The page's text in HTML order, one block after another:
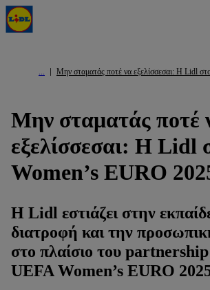
Μην σταματάς ποτέ να εξελίσσεσαι: Η Lidl
Μην σταματάς ποτέ
εξελίσσεσαι: Η Lidl
Women’s EURO
Η Lidl εστιάζει στην
διατροφή και την
στο πλαίσιο του
UEFA Women’s EURO